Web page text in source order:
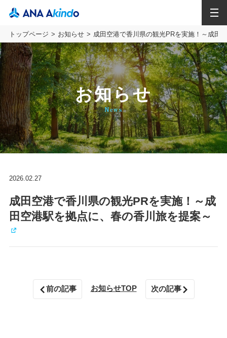
トップページ お知らせ 成田空港で香川県の観光PRを実施！～成田
お知らせ
News
2026.02.27
成田空港で香川県の観光PRを実施！～成
田空港駅を拠点に、春の香川旅を提案～
前の記事 お知らせTOP 次の記事